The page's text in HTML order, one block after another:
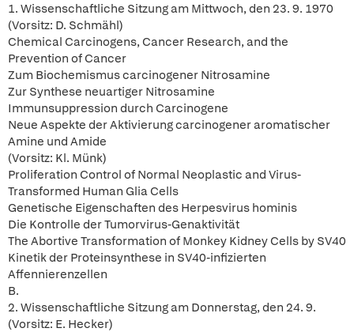
1. Wissenschaftliche Sitzung am Mittwoch, den 23. 9. 1970
(Vorsitz: D. Schmähl)
Chemical Carcinogens, Cancer Research, and the
Prevention of Cancer
Zum Biochemismus carcinogener Nitrosamine
Zur Synthese neuartiger Nitrosamine
Immunsuppression durch Carcinogene
Neue Aspekte der Aktivierung carcinogener aromatischer
Amine und Amide
(Vorsitz: Kl. Münk)
Proliferation Control of Normal Neoplastic and Virus-
Transformed Human Glia Cells
Genetische Eigenschaften des Herpesvirus hominis
Die Kontrolle der Tumorvirus-Genaktivität
The Abortive Transformation of Monkey Kidney Cells by SV40
Kinetik der Proteinsynthese in SV40-infizierten
Affennierenzellen
B.
2. Wissenschaftliche Sitzung am Donnerstag, den 24. 9.
(Vorsitz: E. Hecker)